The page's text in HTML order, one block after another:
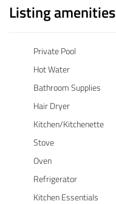
Listing amenities
Private Pool
Hot Water
Bathroom Supplies
Hair Dryer
Kitchen/Kitchenette
Stove
Oven
Refrigerator
Kitchen Essentials